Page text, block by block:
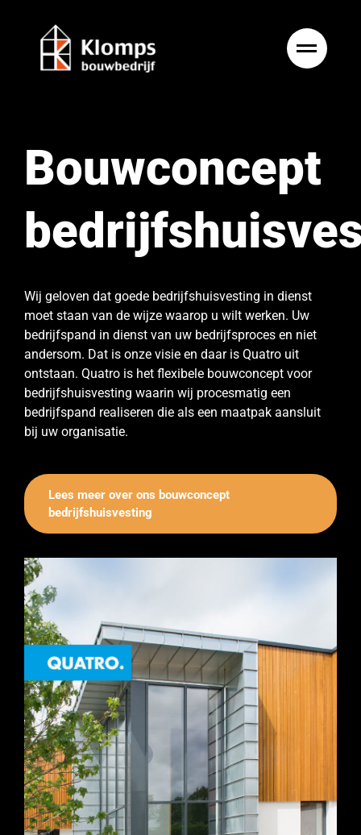
Bouwconcept
Wij geloven dat goede bedrijfshuisvesting in dienst
moet staan van de wijze waarop u wilt werken. Uw
bedrijfspand in dienst van uw bedrijfsproces en niet
andersom. Dat is onze visie en daar is Quatro uit
ontstaan. Quatro is het flexibele bouwconcept voor
bedrijfshuisvesting waarin wij procesmatig een
bedrijfspand realiseren die als een maatpak aansluit
bij uw organisatie.
Lees meer over ons bouwconcept
bedrijfshuisvesting